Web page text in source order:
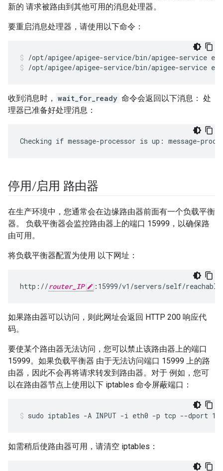
新的 请求被路由到其他可用的消息处理器。
要重启消息处理器，请使用以下命令：
/opt/apigee/apigee-service/bin/apigee-service
收到消息时， wait_for_ready 命令会返回以下消息： 处
理器已准备好处理消息：
Checking if message-processor is up: message-
停用/启用 路由器
在生产环境中，您通常会在边缘路由器前面有一个负载平衡
器。 负载平衡器会监控路由器上的端口 15999，以确保路
由可用。
将负载平衡器配置为使用 以下网址：
http://router_IP :15999/v1/servers/self/reachable
如果路由器可以访问，则此网址会返回 HTTP 200 响应代
码。
要使某个路由器无法访问，您可以禁止该路由器上的端口
15999。如果负载平衡器 由于无法访问端口 15999 上的路
由器，因此不会再将请求转发到路由器。对于 例如，您可
以在路由器节点上使用以下 iptables 命令屏蔽端口：
sudo iptables -A INPUT -i eth0 -p tcp --dport
如需稍后使路由器可用，请清空 iptables：